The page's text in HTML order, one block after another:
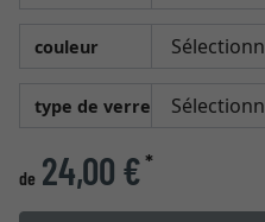
couleur
type de verre
de 24,00 €*